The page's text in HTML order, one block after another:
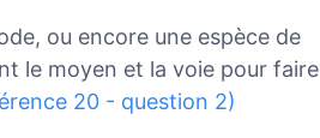
ou encore une espèce de
le moyen et la voie pour faire
20 - question 2)